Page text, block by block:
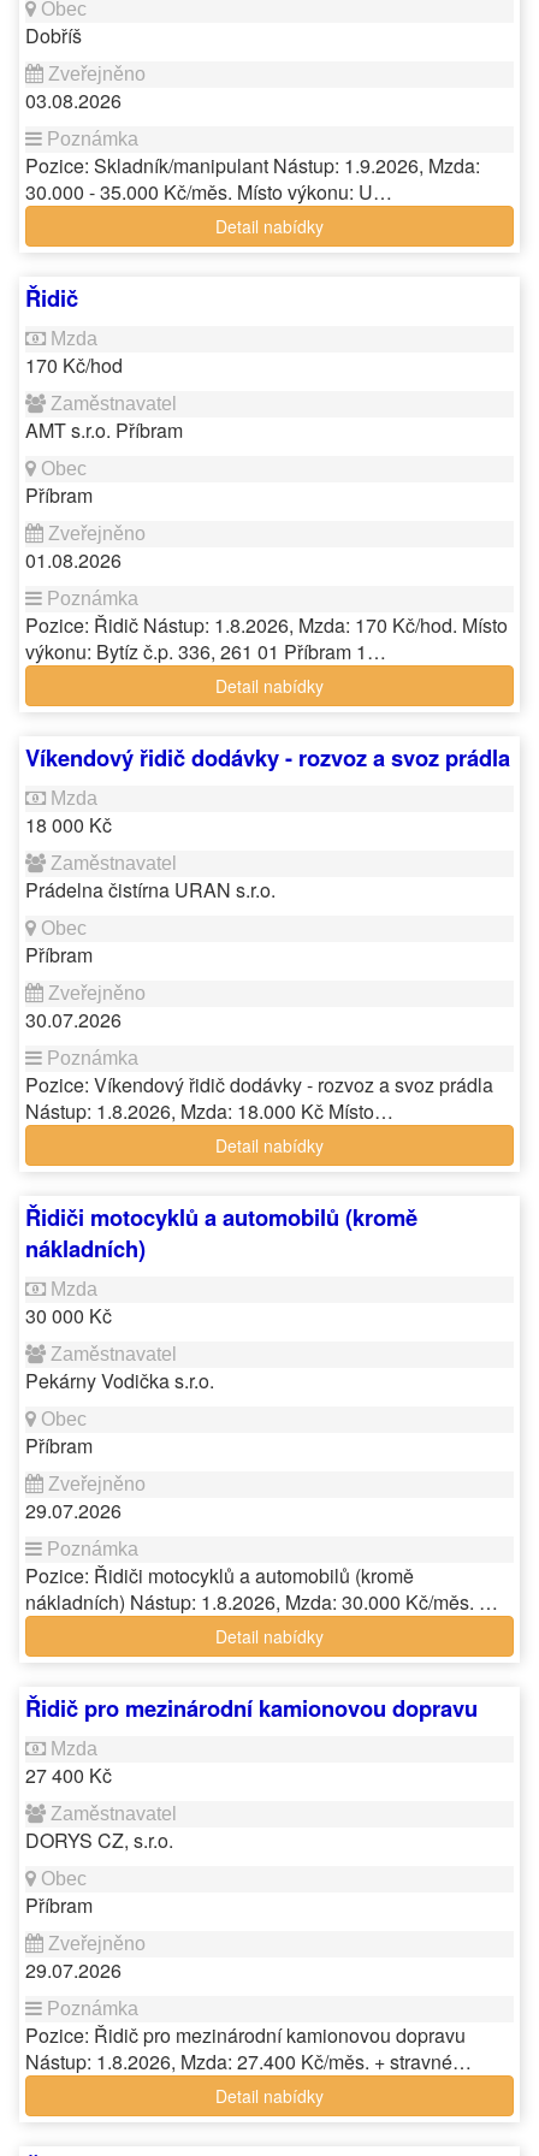
Dobříš
03.08.2026
Pozice: Skladník/manipulant Nástup: 1.9.2026, Mzda:
30.000 - 35.000 Kč/měs. Místo výkonu: U…
Detail nabídky
Řidič
170 Kč/hod
AMT s.r.o. Příbram
Příbram
01.08.2026
Pozice: Řidič Nástup: 1.8.2026, Mzda: 170 Kč/hod. Místo
výkonu: Bytíz č.p. 336, 261 01 Příbram 1…
Detail nabídky
Víkendový řidič dodávky - rozvoz a svoz prádla
18 000 Kč
Prádelna čistírna URAN s.r.o.
Příbram
30.07.2026
Pozice: Víkendový řidič dodávky - rozvoz a svoz prádla
Nástup: 1.8.2026, Mzda: 18.000 Kč Místo…
Detail nabídky
Řidiči motocyklů a automobilů (kromě
nákladních)
30 000 Kč
Pekárny Vodička s.r.o.
Příbram
29.07.2026
Pozice: Řidiči motocyklů a automobilů (kromě
nákladních) Nástup: 1.8.2026, Mzda: 30.000 Kč/měs. …
Detail nabídky
Řidič pro mezinárodní kamionovou dopravu
27 400 Kč
DORYS CZ, s.r.o.
Příbram
29.07.2026
Pozice: Řidič pro mezinárodní kamionovou dopravu
Nástup: 1.8.2026, Mzda: 27.400 Kč/měs. + stravné…
Detail nabídky